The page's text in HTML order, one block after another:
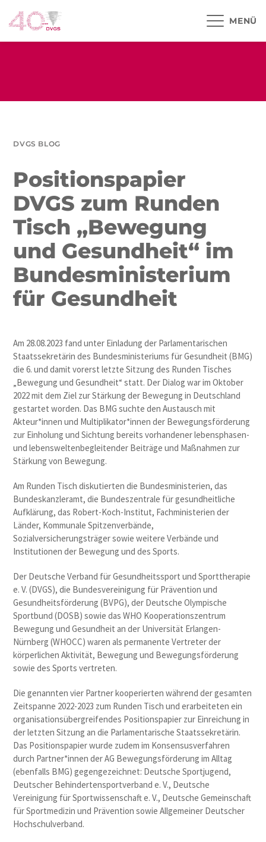
DVGS BLOG
Positionspapier
DVGS zum Runden
Tisch „Bewegung
und Gesundheit“ im
Bundesministerium
für Gesundheit
Am 28.08.2023 fand unter Einladung der Parlamentarischen
Staatssekretärin des Bundesministeriums für Gesundheit (BMG)
die 6. und damit vorerst letzte Sitzung des Runden Tisches
„Bewegung und Gesundheit“ statt. Der Dialog war im Oktober
2022 mit dem Ziel zur Stärkung der Bewegung in Deutschland
gestartet worden. Das BMG suchte den Austausch mit
Akteur*innen und Multiplikator*innen der Bewegungsförderung
zur Einholung und Sichtung bereits vorhandener lebensphasen-
und lebensweltenbegleitender Beiträge und Maßnahmen zur
Stärkung von Bewegung.
Am Runden Tisch diskutierten die Bundesministerien, das
Bundeskanzleramt, die Bundeszentrale für gesundheitliche
Aufklärung, das Robert-Koch-Institut, Fachministerien der
Länder, Kommunale Spitzenverbände,
Sozialversicherungsträger sowie weitere Verbände und
Institutionen der Bewegung und des Sports.
Der Deutsche Verband für Gesundheitssport und Sporttherapie
e. V. (DVGS), die Bundesvereinigung für Prävention und
Gesundheitsförderung (BVPG), der Deutsche Olympische
Sportbund (DOSB) sowie das WHO Kooperationszentrum
Bewegung und Gesundheit an der Universität Erlangen-
Nürnberg (WHOCC) waren als permanente Vertreter der
körperlichen Aktivität, Bewegung und Bewegungsförderung
sowie des Sports vertreten.
Die genannten vier Partner kooperierten während der gesamten
Zeitspanne 2022-2023 zum Runden Tisch und erarbeiteten ein
organisationsübergreifendes Positionspapier zur Einreichung in
der letzten Sitzung an die Parlamentarische Staatssekretärin.
Das Positionspapier wurde zudem im Konsensusverfahren
durch Partner*innen der AG Bewegungsförderung im Alltag
(ebenfalls BMG) gegengezeichnet: Deutsche Sportjugend,
Deutscher Behindertensportverband e. V., Deutsche
Vereinigung für Sportwissenschaft e. V., Deutsche Gemeinschaft
für Sportmedizin und Prävention sowie Allgemeiner Deutscher
Hochschulverband.
MENÜ